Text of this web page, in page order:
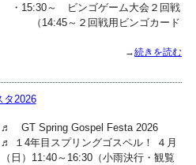
～ ビンゴゲーム大会２回戦
～２回戦用ビンゴカード
→続きを読む
2026
GT Spring Gospel Festa 2026
１4年目スプリングゴスペル！ ４月
（日）11:40～16:30（小雨決行・観覧